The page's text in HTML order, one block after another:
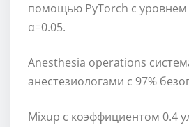
помощью PyTorch с уровнем
α=0.05.
Anesthesia operations
анестезиологами с 97%
Mixup с коэффициентом 0.4